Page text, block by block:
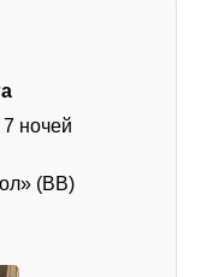
7 ночей
(BB)